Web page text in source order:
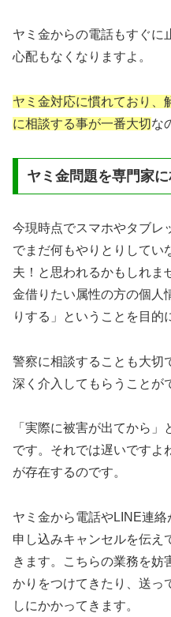
ヤミ金からの電話もすぐに
心配もなくなりますよ。
ヤミ金対応に慣れており、
に相談する事が一番大切な
ヤミ金問題を専門家
今現時点でスマホやタブレ
でまだ何もやりとりしてい
夫！と思われるかもしれま
金借りたい属性の方の個人
りする」ということを目的
警察に相談することも大切
深く介入してもらうことが
「実際に被害が出てから
です。それでは遅いですよ
が存在するのです。
ヤミ金から電話やLINE連絡
申し込みキャンセルを伝え
きます。こちらの業務を妨
かりをつけてきたり、送っ
しにかかってきます。